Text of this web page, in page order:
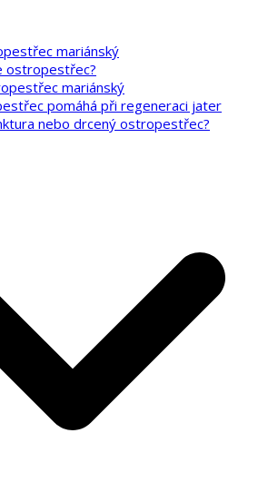
mariánský
ostropestřec?
mariánský
pomáhá při regeneraci jater
nebo drcený ostropestřec?